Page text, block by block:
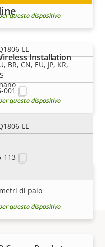
questo dispositivo
Installation
questo dispositivo
di palo
questo dispositivo
LE
BR, CN, EU, JP, KR,
001
LE
113